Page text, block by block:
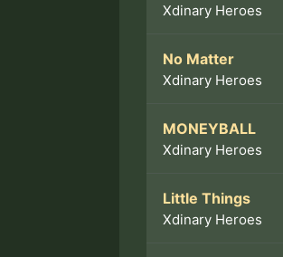
Xdinary Heroes
No Matter
Xdinary Heroes
MONEYBALL
Xdinary Heroes
Little Things
Xdinary Heroes